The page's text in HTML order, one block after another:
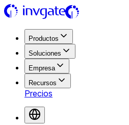
Productos
Soluciones
Empresa
Recursos
Precios